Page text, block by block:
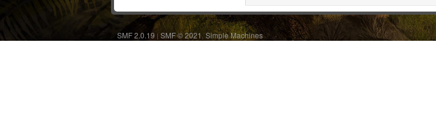
SMF 2.0.19 | SMF © 2021 ,Simple Machines